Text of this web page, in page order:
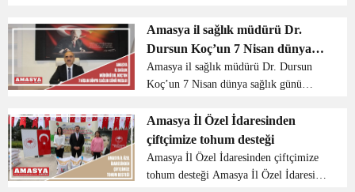
Polis teşkilatının 177. kuruluş
yıldönümü nedeniyle bir kutlama mesajı
yayımladı. Başkan Sarı mesajında;
“Ülkemi...
Amasya il sağlık müdürü Dr.
Dursun Koç’un 7 Nisan dünya
sağlık günü mesajı
Amasya il sağlık müdürü Dr. Dursun
Koç’un 7 Nisan dünya sağlık günü
Dursun koç, 7 Nisan dünya sağlık günü
için yayımladığı mesajda şu ifadelere
yer verdi; “Yıllardır...
Amasya İl Özel İdaresinden
çiftçimize tohum desteği
Amasya İl Özel İdaresinden çiftçimize
tohum desteği Amasya İl Özel İdaresi